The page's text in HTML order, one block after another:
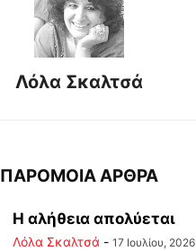
Λόλα Σκαλτσά
ΠΑΡΟΜΟΙΑ ΑΡΘΡΑ
Η αλήθεια απολύεται
Λόλα Σκαλτσά - 17 Ιουλίου, 2026